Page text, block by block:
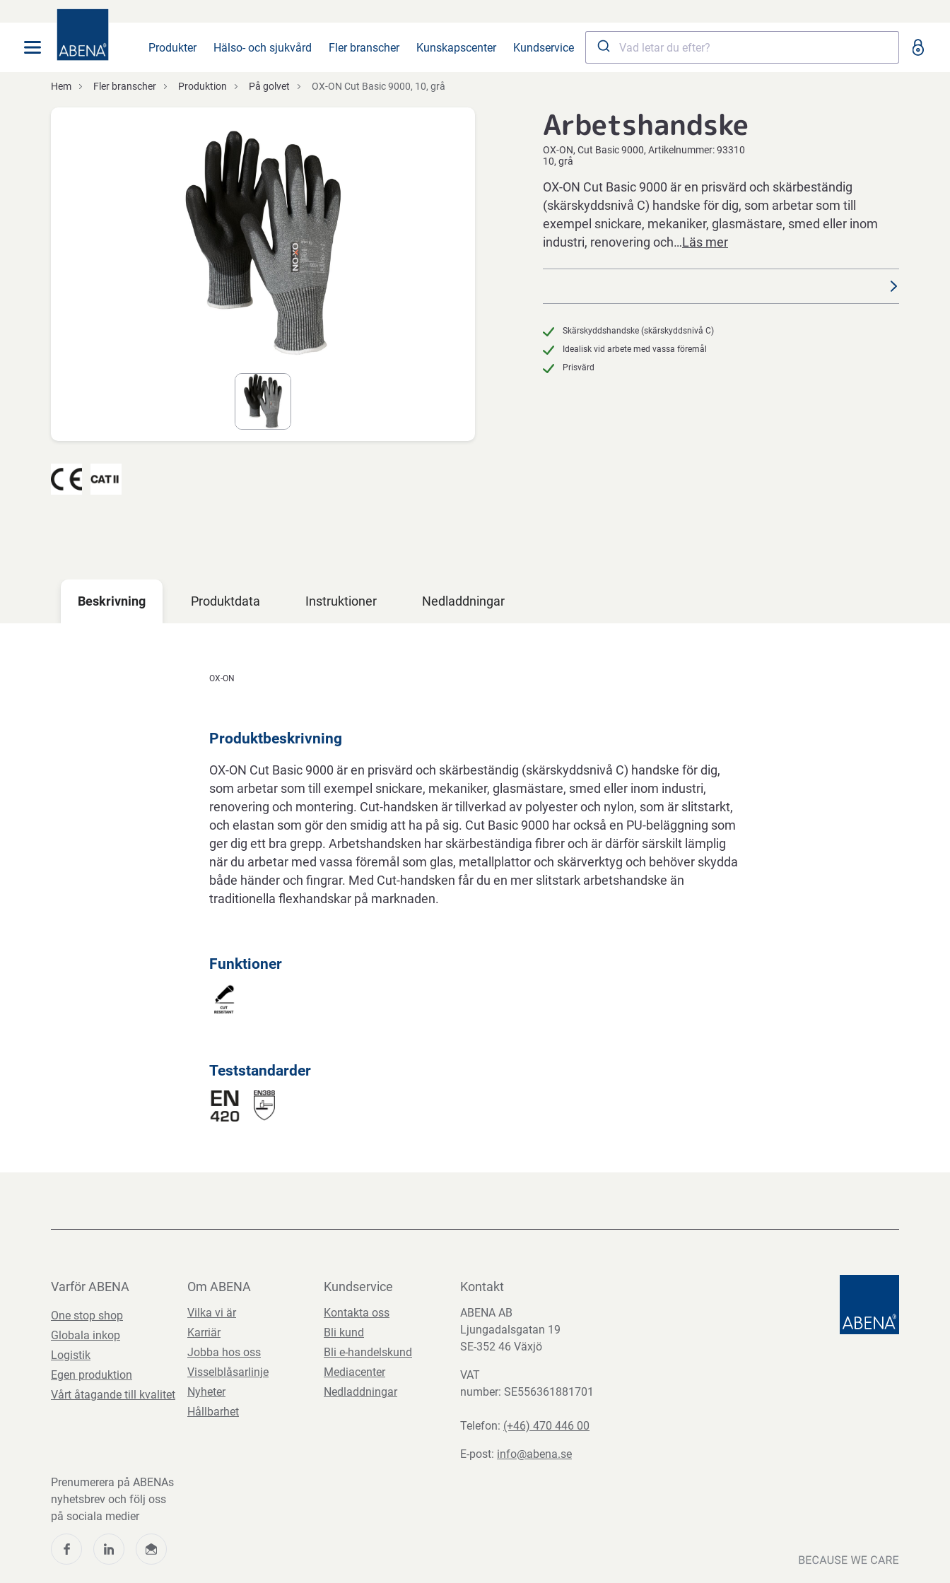
Produkter Hälso- och sjukvård Fler branscher Kunskapscenter Kundservice
Hem Fler branscher Produktion På golvet OX-ON Cut Basic 9000, 10, grå
Arbetshandske
OX-ON Cut Basic 9000 Artikelnummer:93310
10, grå
OX-ON Cut Basic 9000 är en prisvärd och skärbeständig
(skärskyddsnivå C) handske för dig, som arbetar som till
exempel snickare, mekaniker, glasmästare, smed eller inom
industri, renovering och…Läs mer
Skärskyddshandske (skärskyddsnivå C)
Idealisk vid arbete med vassa föremål
Prisvärd
Beskrivning Produktdata Instruktioner Nedladdningar
Beskrivning
OX-ON
Produktbeskrivning
OX-ON Cut Basic 9000 är en prisvärd och skärbeständig (skärskyddsnivå C) handske för dig,
som arbetar som till exempel snickare, mekaniker, glasmästare, smed eller inom industri,
renovering och montering. Cut-handsken är tillverkad av polyester och nylon, som är slitstarkt,
och elastan som gör den smidig att ha på sig. Cut Basic 9000 har också en PU-beläggning som
ger dig ett bra grepp. Arbetshandsken har skärbeständiga fibrer och är därför särskilt lämplig
när du arbetar med vassa föremål som glas, metallplattor och skärverktyg och behöver skydda
både händer och fingrar. Med Cut-handsken får du en mer slitstark arbetshandske än
traditionella flexhandskar på marknaden.
Funktioner
Teststandarder
Varför ABENA
One stop shop
Globala inkop
Logistik
Egen produktion
Vårt åtagande till kvalitet
Om ABENA
Vilka vi är
Karriär
Jobba hos oss
Visselblåsarlinje
Nyheter
Hållbarhet
Kundservice
Kontakta oss
Bli kund
Bli e-handelskund
Mediacenter
Nedladdningar
Kontakt
ABENA AB
Ljungadalsgatan 19
SE-352 46 Växjö
VAT
number: SE556361881701
Telefon: (+46) 470 446 00
E-post: info@abena.se
Prenumerera på ABENAs
nyhetsbrev och följ oss
på sociala medier